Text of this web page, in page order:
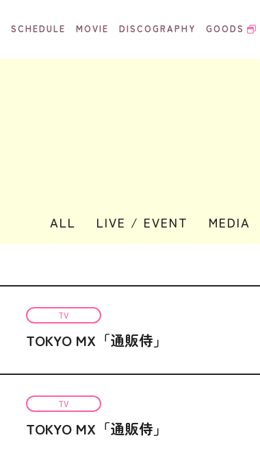
SCHEDULE MOVIE DISCOGRAPHY GOODS
ALL LIVE / EVENT MEDIA
TV
TOKYO MX「通販侍」
TV
TOKYO MX「通販侍」